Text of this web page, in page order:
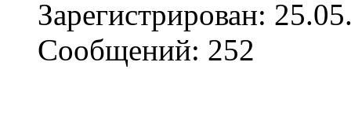
Зарегистрирован:
Сообщений: 252